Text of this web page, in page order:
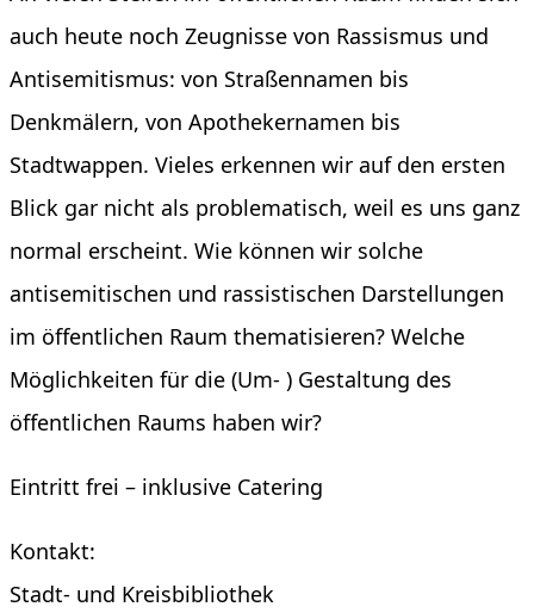
auch heute noch Zeugnisse von Rassismus und
Antisemitismus: von Straßennamen bis
Denkmälern, von Apothekernamen bis
Stadtwappen. Vieles erkennen wir auf den ersten
Blick gar nicht als problematisch, weil es uns ganz
normal erscheint. Wie können wir solche
antisemitischen und rassistischen Darstellungen
im öffentlichen Raum thematisieren? Welche
Möglichkeiten für die (Um- ) Gestaltung des
öffentlichen Raums haben wir?
Eintritt frei – inklusive Catering
Kontakt:
Stadt- und Kreisbibliothek